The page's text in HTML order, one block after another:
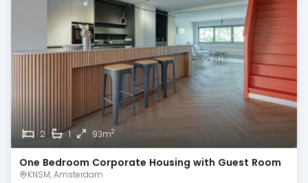
2 1 93m2
One Bedroom Corporate Housing with Guest Room
— Amsterdam
KNSM, Amsterdam